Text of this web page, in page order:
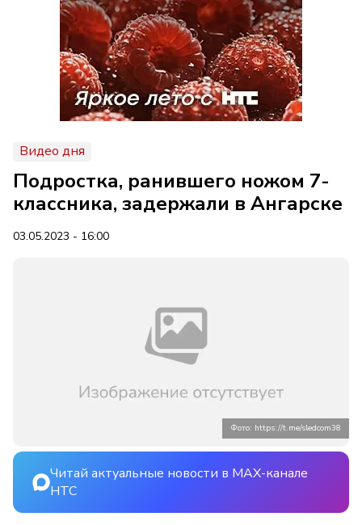
Видео дня
Подростка, ранившего ножом 7-
классника, задержали в Ангарске
03.05.2023 - 16:00
Фото: https://t.me/sledcom38
Читай актуальные новости в MAX-канале
НТС